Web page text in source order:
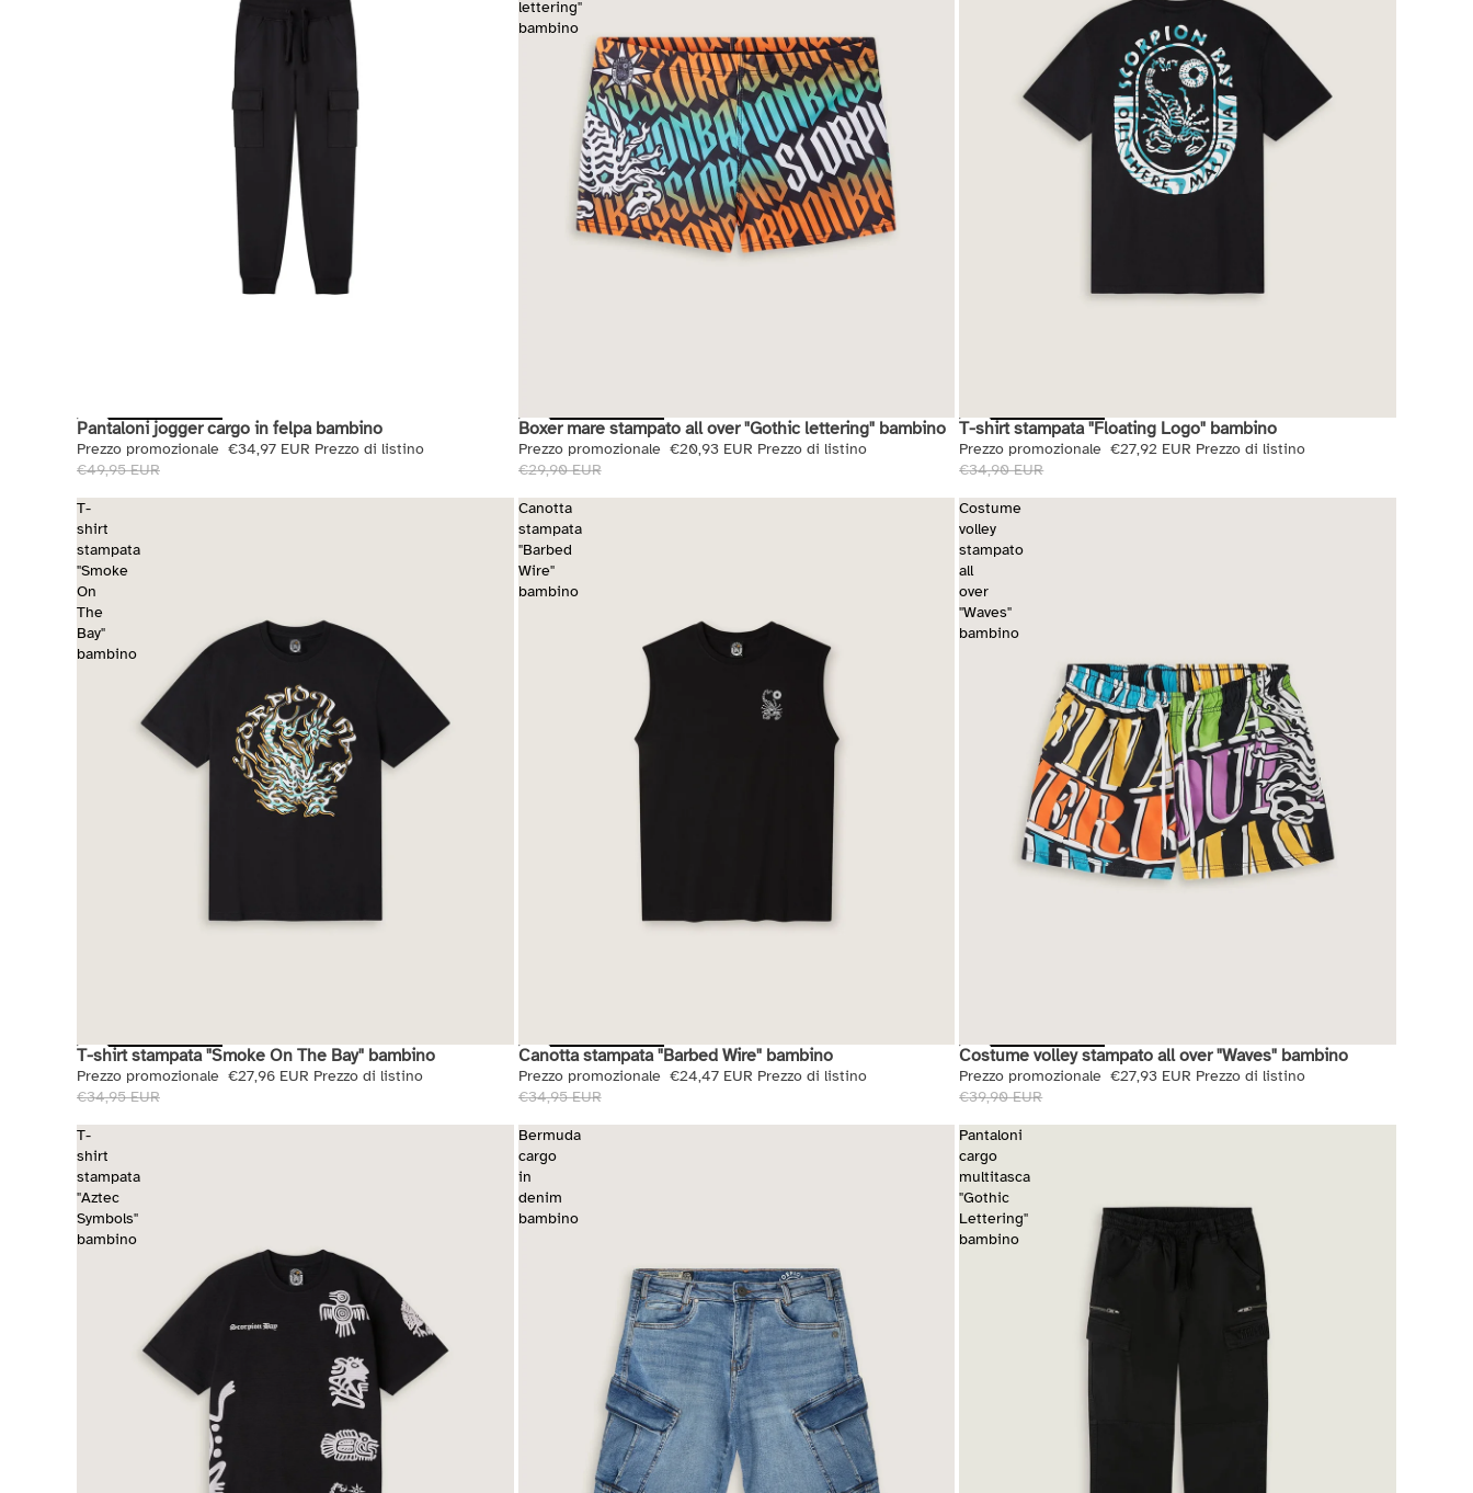
Saldi
Pantaloni jogger cargo in felpa bambino
Prezzo promozionale €34,97 EUR Prezzo di listino
€49,95 EUR
lettering"
bambino
Saldi
Boxer mare stampato all over "Gothic lettering" bambino
Prezzo promozionale €20,93 EUR Prezzo di listino
€29,90 EUR
Saldi
T-shirt stampata "Floating Logo" bambino
Prezzo promozionale €27,92 EUR Prezzo di listino
€34,90 EUR
T-
shirt
stampata
"Smoke
On
The
Bay"
bambino
Saldi
T-shirt stampata "Smoke On The Bay" bambino
Prezzo promozionale €27,96 EUR Prezzo di listino
€34,95 EUR
Canotta
stampata
"Barbed
Wire"
bambino
Saldi
Canotta stampata "Barbed Wire" bambino
Prezzo promozionale €24,47 EUR Prezzo di listino
€34,95 EUR
Costume
volley
stampato
all
over
"Waves"
bambino
Saldi
Costume volley stampato all over "Waves" bambino
Prezzo promozionale €27,93 EUR Prezzo di listino
€39,90 EUR
T-
shirt
stampata
"Aztec
Symbols"
bambino
Bermuda
cargo
in
denim
bambino
Pantaloni
cargo
multitasca
"Gothic
Lettering"
bambino